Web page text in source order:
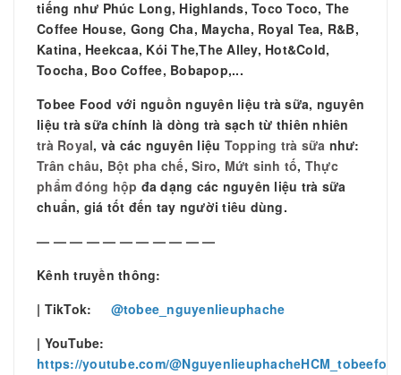
tiếng như Phúc Long, Highlands, Toco Toco, The
Coffee House, Gong Cha, Maycha, Royal Tea, R&B,
Katina, Heekcaa, Kói The,The Alley, Hot&Cold,
Toocha, Boo Coffee, Bobapop,...
Tobee Food với nguồn nguyên liệu trà sữa, nguyên
liệu trà sữa chính là dòng trà sạch từ thiên nhiên
trà Royal, và các nguyên liệu Topping trà sữa như:
Trân châu, Bột pha chế, Siro, Mứt sinh tố, Thực
phẩm đóng hộp đa dạng các nguyên liệu trà sữa
chuẩn, giá tốt đến tay người tiêu dùng.
— — — — — — — — — — —
Kênh truyền thông:
| TikTok: @tobee_nguyenlieuphache
| YouTube:
https://youtube.com/